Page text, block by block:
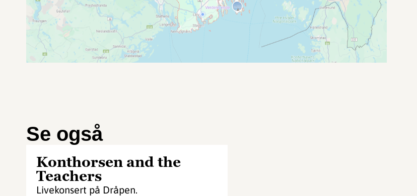
Se også
Konthorsen and the
Teachers
Livekonsert på Dråpen.